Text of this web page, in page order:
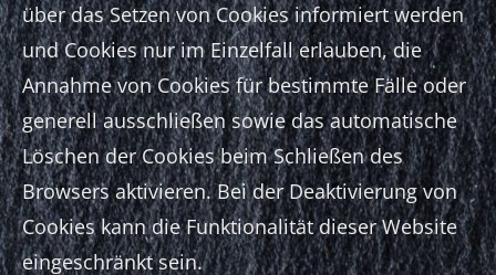
über das Setzen von Cookies informiert werden
und Cookies nur im Einzelfall erlauben, die
Annahme von Cookies für bestimmte Fälle oder
generell ausschließen sowie das automatische
Löschen der Cookies beim Schließen des
Browsers aktivieren. Bei der Deaktivierung von
Cookies kann die Funktionalität dieser Website
eingeschränkt sein.